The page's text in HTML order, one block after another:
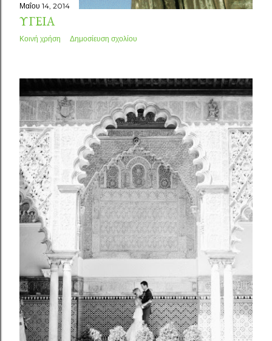
Μαΐου 14, 2014
ΥΓΕΊΑ
Κοινή χρήση Δημοσίευση σχολίου